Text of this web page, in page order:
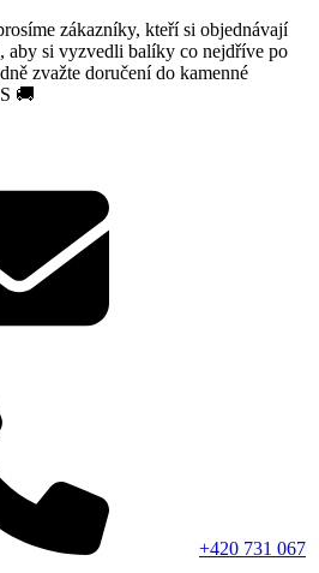
zákazníky, kteří si objednávají
aby si vyzvedli balíky co nejdříve po
zvažte doručení do kamenné
🚚
+420 731 067